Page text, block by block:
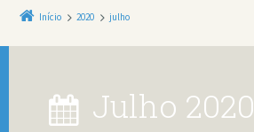
Início 2020 julho
julho 2020